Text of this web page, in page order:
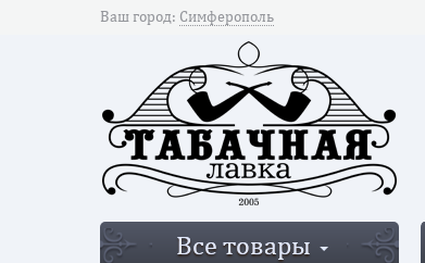
Ваш город: Симферополь
Все товары